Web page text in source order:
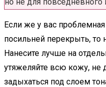
Если же у вас
посильней перекрыть, то
Нанесите лучше на
утяжеляйте всю кожу, не
задыхаться под слоем